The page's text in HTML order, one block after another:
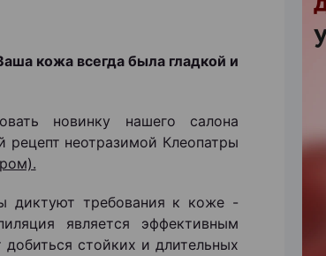
кожа всегда была гладкой и
новинку нашего салона
рецепт неотразимой Клеопатры
диктуют требования к коже -
является эффективным
стойких и длительных